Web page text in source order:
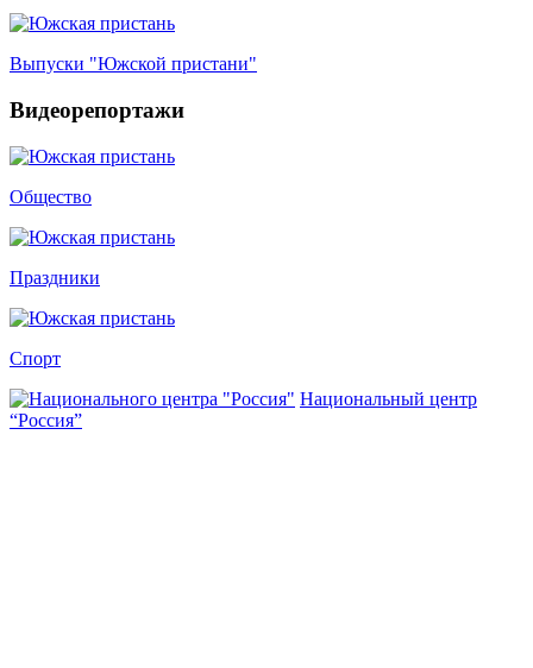
Выпуски "Южской пристани"
Видеорепортажи
Общество
Праздники
Спорт
Национальный центр
“Россия”